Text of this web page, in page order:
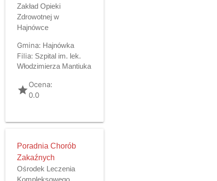
Zakład Opieki
Zdrowotnej w
Hajnówce
Gmina: Hajnówka
Filia: Szpital im. lek.
Włodzimierza Mantiuka
gradeOcena:
0.0
Poradnia Chorób
Zakaźnych
Ośrodek Leczenia
Kompleksowego